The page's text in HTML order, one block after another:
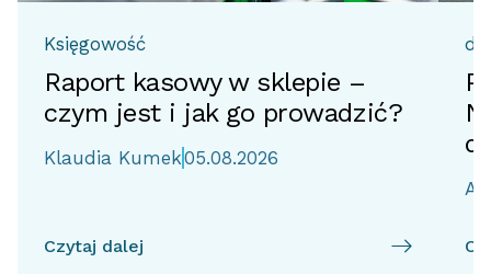
Księgowość
Raport kasowy w sklepie –
czym jest i jak go prowadzić?
Klaudia Kumek05.08.2026
Czytaj dalej